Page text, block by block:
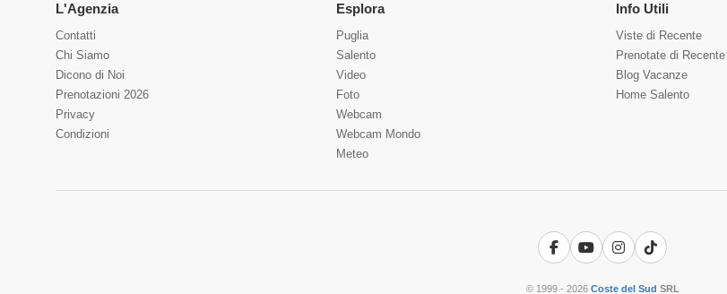
L'Agenzia
Contatti
Chi Siamo
Dicono di Noi
Prenotazioni 2026
Privacy
Condizioni
Esplora
Puglia
Salento
Video
Foto
Webcam
Webcam Mondo
Meteo
Info Utili
Viste di Recente
Prenotate di Recente
Blog Vacanze
Home Salento
Facebook
YouTubeInstagram
TikTok
© 1999 - 2026 Coste del Sud SRL